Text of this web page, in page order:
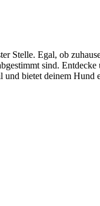
Stelle. Egal, ob
sind. Entdecke
und bietet deinem Hund